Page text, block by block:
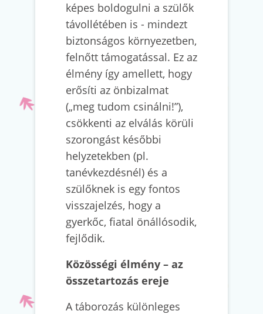
képes boldogulni a szülők
távollétében is - mindezt
biztonságos környezetben,
felnőtt támogatással. Ez az
élmény így amellett, hogy
erősíti az önbizalmat
(„meg tudom csinálni!”),
csökkenti az elválás körüli
szorongást későbbi
helyzetekben (pl.
tanévkezdésnél) és a
szülőknek is egy fontos
visszajelzés, hogy a
gyerkőc, fiatal önállósodik,
fejlődik.
Közösségi élmény – az
összetartozás ereje
A táborozás különleges